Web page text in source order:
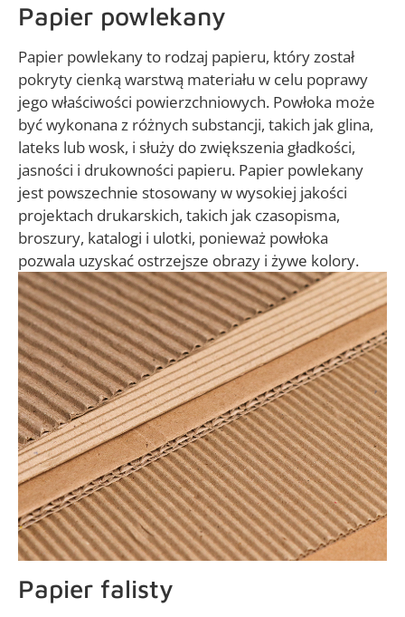
Papier powlekany
Papier powlekany to rodzaj papieru, który został
pokryty cienką warstwą materiału w celu poprawy
jego właściwości powierzchniowych. Powłoka może
być wykonana z różnych substancji, takich jak glina,
lateks lub wosk, i służy do zwiększenia gładkości,
jasności i drukowności papieru. Papier powlekany
jest powszechnie stosowany w wysokiej jakości
projektach drukarskich, takich jak czasopisma,
broszury, katalogi i ulotki, ponieważ powłoka
pozwala uzyskać ostrzejsze obrazy i żywe kolory.
Papier falisty